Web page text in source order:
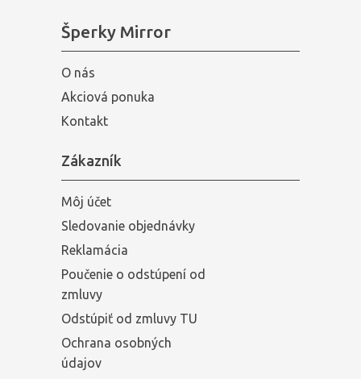
Šperky Mirror
O nás
Akciová ponuka
Kontakt
Zákazník
Môj účet
Sledovanie objednávky
Reklamácia
Poučenie o odstúpení od
zmluvy
Odstúpiť od zmluvy TU
Ochrana osobných
údajov